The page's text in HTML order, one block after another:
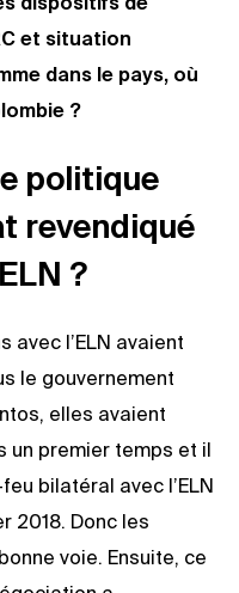
et situation
dans le pays, où
?
politique
revendiqué
?
avec l’ELN avaient
le gouvernement
elles avaient
un premier temps et il
bilatéral avec l’ELN
2018. Donc les
voie. Ensuite, ce